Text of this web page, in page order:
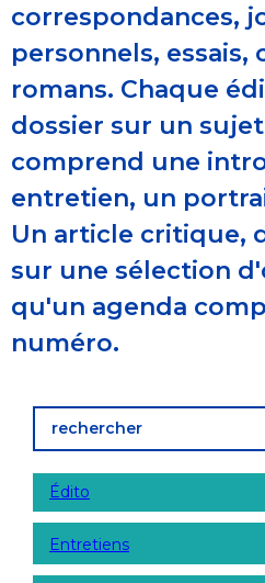
correspondances,
personnels, essais,
romans. Chaque
dossier sur un
comprend une
entretien, un
Un article critique,
sur une sélection
qu'un agenda
numéro.
Édito
Entretiens